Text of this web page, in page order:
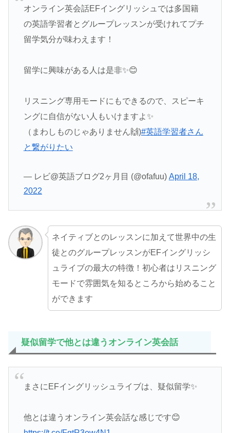
オンライン英会話EFイングリッシュでは多国籍
の英語学習者とグループレッスンが受けれてプチ
留学気分が味わえます！
留学に興味がある人は是非✨😊
リスニング専用モードにもできるので、スピーキ
ングに自信がない人もいけますよ✨
（まわしものじゃありません🙌)#英語学習者さん
と繋がりたい
— レビ@英語ブログ2ヶ月目 (@ofafuu) April 18,
2022
ネイティブとのレッスンに加えて世界中の生
徒とのグループレッスンがEFイングリッシ
ュライブの最大の特徴！初心者はリスニング
モードで雰囲気を知るところから始めること
ができます
疑似留学で他とは違うオンライン英会話
まさにEFイングリッシュライブは、疑似留学✨
他とは違うオンライン英会話な感じです😊